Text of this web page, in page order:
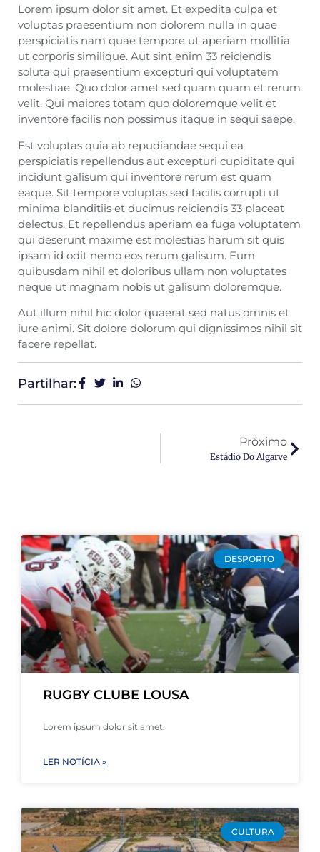
Lorem ipsum dolor sit amet. Et expedita culpa et
voluptas praesentium non dolorem nulla in quae
perspiciatis nam quae tempore ut aperiam mollitia
ut corporis similique. Aut sint enim 33 reiciendis
soluta qui praesentium excepturi qui voluptatem
molestiae. Quo dolor amet sed quam quam et rerum
velit. Qui maiores totam quo doloremque velit et
inventore facilis non possimus itaque in sequi saepe.
Est voluptas quia ab repudiandae sequi ea
perspiciatis repellendus aut excepturi cupiditate qui
incidunt galisum qui inventore rerum est quam
eaque. Sit tempore voluptas sed facilis corrupti ut
minima blanditiis et ducimus reiciendis 33 placeat
delectus. Et repellendus aperiam ea fuga voluptatem
qui deserunt maxime est molestias harum sit quis
ipsam id odit nemo eos rerum galisum. Eum
quibusdam nihil et doloribus ullam non voluptates
neque ut magnam nobis ut galisum doloremque.
Aut illum nihil hic dolor quaerat sed natus omnis et
iure animi. Sit dolore dolorum qui dignissimos nihil sit
facere repellat.
Partilhar:
Próximo
Estádio Do Algarve
DESPORTO
RUGBY CLUBE LOUSA
Lorem ipsum dolor sit amet.
LER NOTÍCIA »
CULTURA